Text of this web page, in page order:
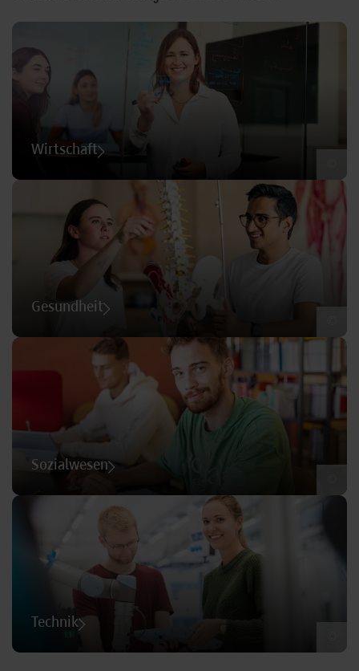
Wirtschaft
Gesundheit
Sozialwesen
Technik